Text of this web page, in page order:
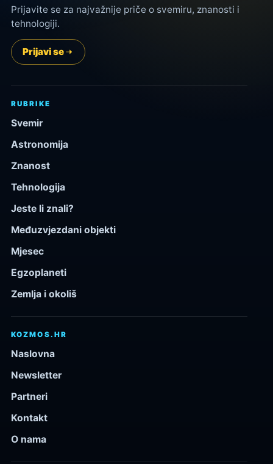
Prijavite se za najvažnije priče o svemiru, znanosti i
tehnologiji.
Prijavi se
RUBRIKE
Svemir
Astronomija
Znanost
Tehnologija
Jeste li znali?
Međuzvjezdani objekti
Mjesec
Egzoplaneti
Zemlja i okoliš
KOZMOS.HR
Naslovna
Newsletter
Partneri
Kontakt
O nama